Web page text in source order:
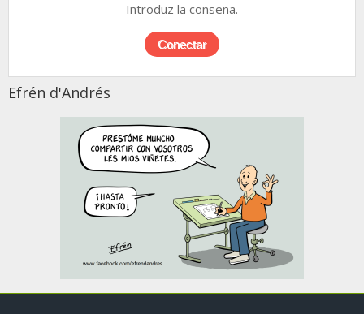
Introduz la conseña.
Efrén d'Andrés